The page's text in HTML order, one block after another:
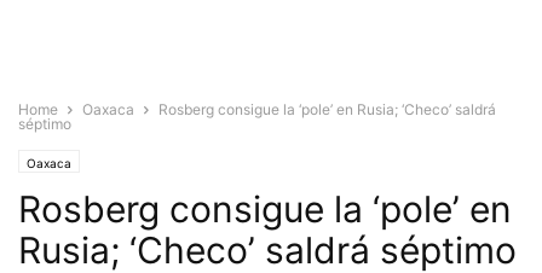
Home Oaxaca
Rosberg consigue la ‘pole’ en Rusia; ‘Checo’ saldrá
séptimo
Oaxaca
Rosberg consigue la ‘pole’ en
Rusia; ‘Checo’ saldrá séptimo